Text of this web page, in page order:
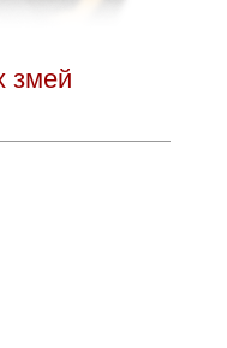
змей